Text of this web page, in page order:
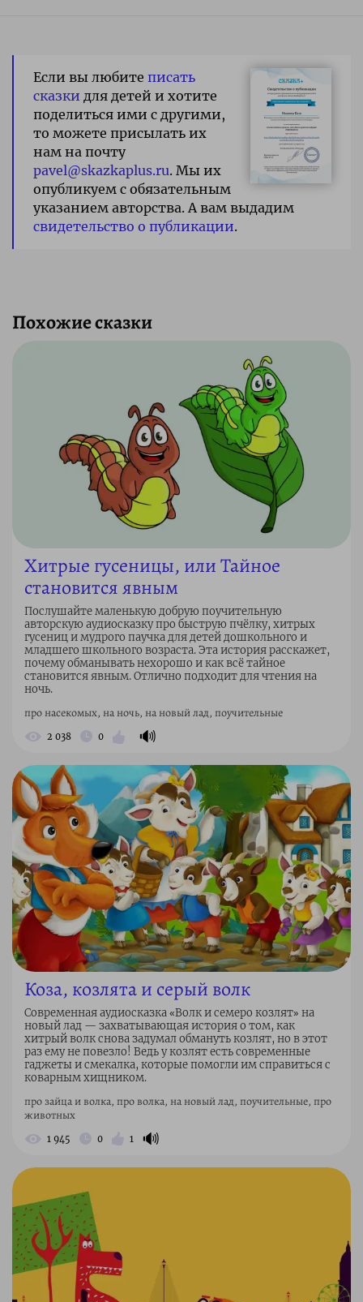
Если вы любите писать
сказки для детей и хотите
поделиться ими с другими,
то можете присылать их
нам на почту
pavel@skazkaplus.ru. Мы их
опубликуем с обязательным
указанием авторства. А вам выдадим
свидетельство о публикации.
Похожие сказки
Хитрые гусеницы, или Тайное
становится явным
Послушайте маленькую добрую поучительную
авторскую аудиосказку про быструю пчёлку, хитрых
гусениц и мудрого паучка для детей дошкольного и
младшего школьного возраста. Эта история расскажет,
почему обманывать нехорошо и как всё тайное
становится явным. Отлично подходит для чтения на
ночь.
про насекомых, на ночь, на новый лад, поучительные
2 038 0 🔊
Коза, козлята и серый волк
Современная аудиосказка «Волк и семеро козлят» на
новый лад — захватывающая история о том, как
хитрый волк снова задумал обмануть козлят, но в этот
раз ему не повезло! Ведь у козлят есть современные
гаджеты и смекалка, которые помогли им справиться с
коварным хищником.
про зайца и волка, про волка, на новый лад, поучительные, про
животных
1 945 0 1 🔊